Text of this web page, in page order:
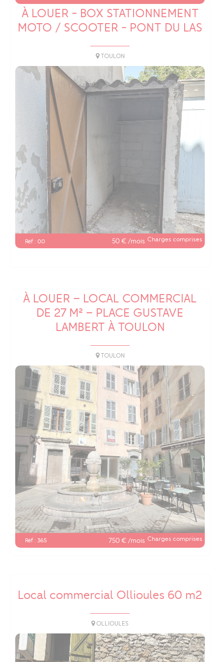
À LOUER - BOX STATIONNEMENT
MOTO / SCOOTER - PONT DU LAS
TOULON
Réf : 00 50 € /mois Charges comprises
À LOUER – LOCAL COMMERCIAL
DE 27 M² – PLACE GUSTAVE
LAMBERT À TOULON
TOULON
Réf : 365 750 € /mois Charges comprises
Local commercial Ollioules 60 m2
OLLIOULES